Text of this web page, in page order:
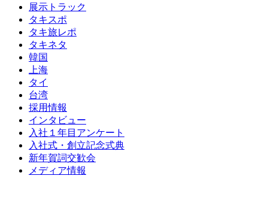
展示トラック
タキスポ
タキ旅レポ
タキネタ
韓国
上海
タイ
台湾
採用情報
インタビュー
入社１年目アンケート
入社式・創立記念式典
新年賀詞交歓会
メディア情報